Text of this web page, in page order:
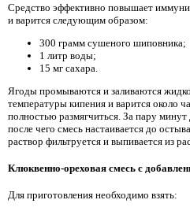
Средство эффективно повышает
и варится следующим образом:
300 грамм сушеного шиповника;
1 литр воды;
15 мг сахара.
Ягоды промываются и заливаются
температуры кипения и варится около
полностью размягчиться. За пару
после чего смесь настаивается до
раствор фильтруется и выпивается из
Клюквенно-ореховая смесь с
Для приготовления необходимо взять: